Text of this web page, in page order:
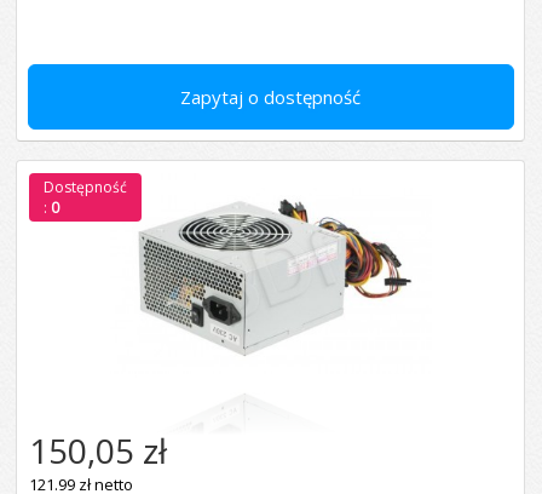
Zapytaj o dostępność
150,05 zł
121.99 zł netto
Dostępność
: 0